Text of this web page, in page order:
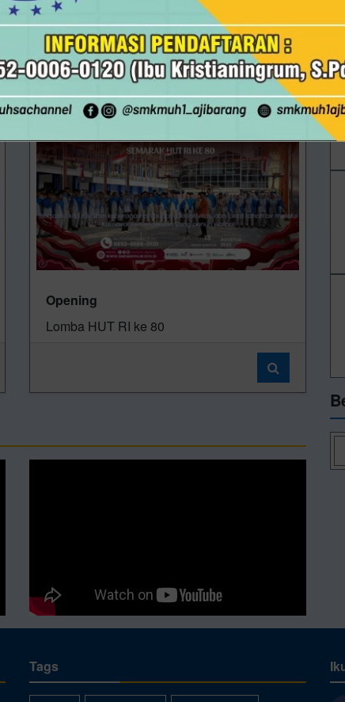
Juara 2 Voli guru Sekecamatan Ajibarang
Opening
Lomba HUT RI ke 80
Tags